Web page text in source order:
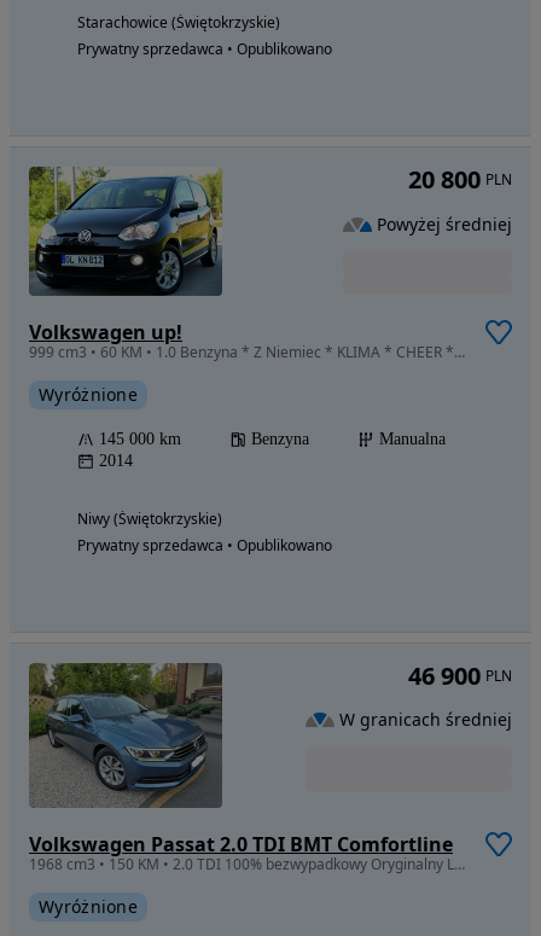
Starachowice (Świętokrzyskie)
Prywatny sprzedawca • Opublikowano
Volkswagen up!
999 cm3 • 60 KM • 1.0 Benzyna * Z Niemiec * KLIMA * CHEER * SUPER ZADBANY!
Wyróżnione
145 000 km Benzyna
Manualna
2014
Niwy (Świętokrzyskie)
Prywatny sprzedawca • Opublikowano
20 800 PLN
Powyżej średniej
Volkswagen Passat 2.0 TDI BMT Comfortline
1968 cm3 • 150 KM • 2.0 TDI 100% bezwypadkowy Oryginalny Lakier oraz przebieg od nowości
Wyróżnione
46 900 PLN
W granicach średniej